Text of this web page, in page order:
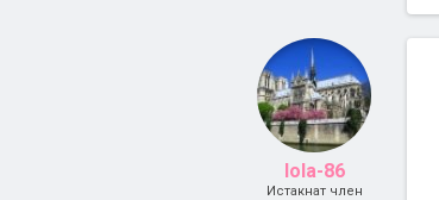
lola-86
Истакнат член